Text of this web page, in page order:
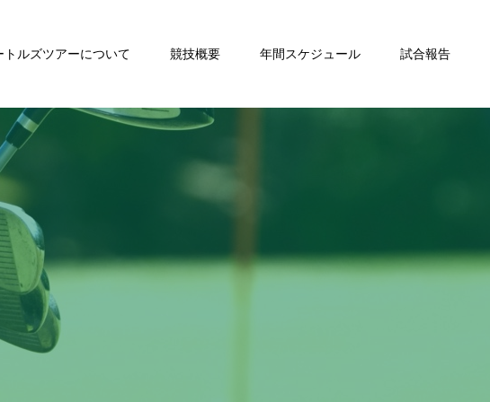
トルズツアーについて 競技概要 年間スケジュール 試合報告